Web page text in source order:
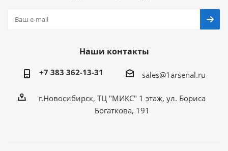
Наши контакты
+7 383 362-13-31 sales@1arsenal.ru
г.Новосибирск, ТЦ "МИКС" 1 этаж, ул. Бориса
Богаткова, 191